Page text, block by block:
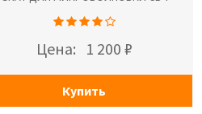
Цена: 1 200 ₽
Купить